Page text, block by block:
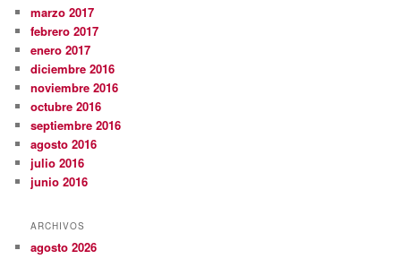
marzo 2017
febrero 2017
enero 2017
diciembre 2016
noviembre 2016
octubre 2016
septiembre 2016
agosto 2016
julio 2016
junio 2016
ARCHIVOS
agosto 2026